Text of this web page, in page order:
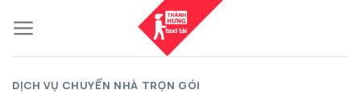
to
content
DỊCH VỤ CHUYỂN NHÀ TRỌN GÓI